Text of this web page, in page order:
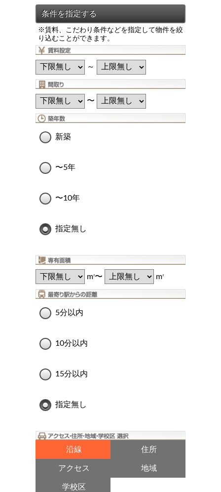
※賃料、こだわり条件などを指定して物件を絞
り込むことができます。
～
〜
新築
〜5年
〜10年
指定無し
m2〜 m2
5分以内
10分以内
15分以内
指定無し
沿線 住所
アクセス 地域
学校区